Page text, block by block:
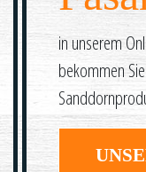
in unserem
bekommen